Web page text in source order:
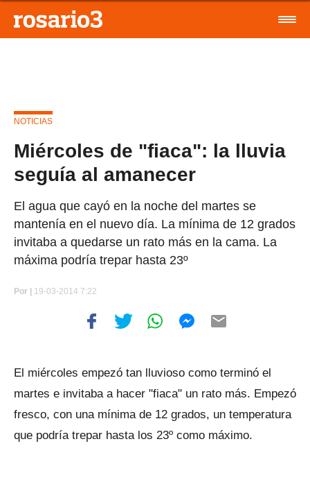
NOTICIAS
Miércoles de "fiaca": la lluvia
seguía al amanecer
El agua que cayó en la noche del martes se
mantenía en el nuevo día. La mínima de 12 grados
invitaba a quedarse un rato más en la cama. La
máxima podría trepar hasta 23º
Por 19-03-2014 7:22
El miércoles empezó tan lluvioso como terminó el
martes e invitaba a hacer "fiaca" un rato más. Empezó
fresco, con una mínima de 12 grados, un temperatura
que podría trepar hasta los 23º como máximo.